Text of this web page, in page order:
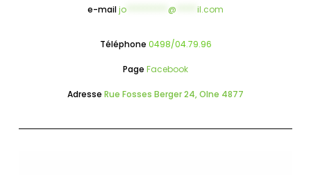
e-mailjo @ il.com
Téléphone 0498/04.79.96
Page Facebook
Adresse Rue Fosses Berger 24, Olne 4877